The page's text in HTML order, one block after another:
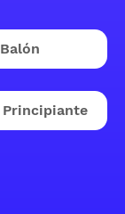
Balón
Principiante